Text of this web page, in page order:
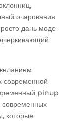
очарования
дань моде
современной
pinup
современных
которые